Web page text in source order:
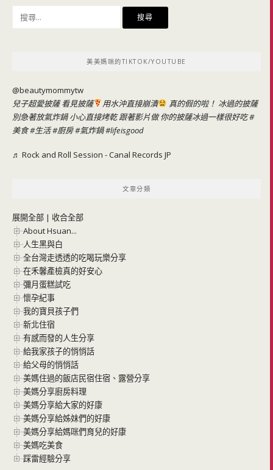
美美媽咪的TIKTOK/YOUTUBE
@beautymommytw
兒子超愛披薩 看見披薩
用水沖直接崩潰
真的假的啦！ 冰過的披薩
別急著放氣炸鍋 小心直接烤乾 跟著影片做 你的披薩冰過一樣很好吃#
美食#生活#廚房#氣炸鍋#lifeisgood
♬ Rock and Roll Session - Canal Records JP
文章分類
展開全部 | 收合全部
About Hsuan...
人生黑與白
全台灣走透透的吃喝玩樂分享
在禾馨產檢真的好安心
彌月蛋糕試吃
懷孕紀事
我的寶貝孩子們
新北住宿
有感而發的人生分享
給我家孩子的悄悄話
給父母的悄悄話
美媽住過的飯店民宿住宿、露營分享
美媽分享廚房料理
美媽分享給大家的好康
美媽分享給姊妹們的好康
美媽分享給媽咪們育兒的好康
美媽吃美食
踩雷經驗分享